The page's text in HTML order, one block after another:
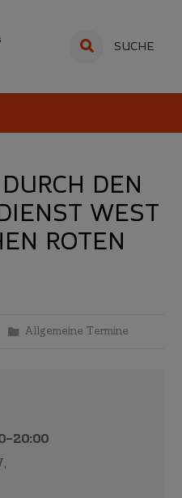
SUCHE
DEN
WEST
ROTEN
Allgemeine Termine
–20:00